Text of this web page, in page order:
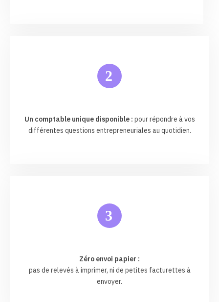
2
Un comptable unique disponible : pour répondre à vos
différentes questions entrepreneuriales au quotidien.
3
Zéro envoi papier :
pas de relevés à imprimer, ni de petites facturettes à
envoyer.